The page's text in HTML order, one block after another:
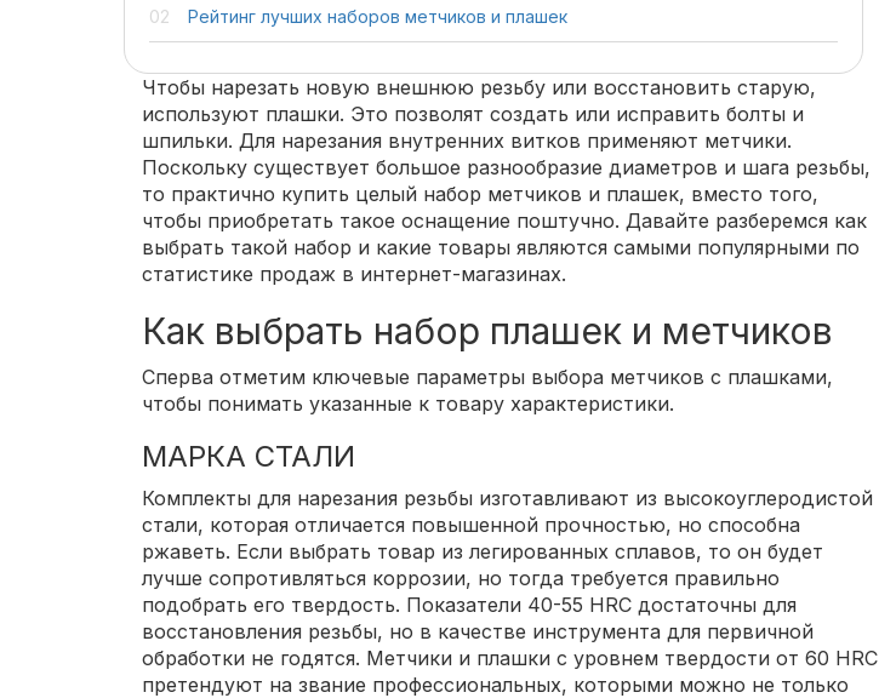
Рейтинг лучших наборов метчиков и плашек
Чтобы нарезать новую внешнюю резьбу или восстановить старую,
используют плашки. Это позволят создать или исправить болты и
шпильки. Для нарезания внутренних витков применяют метчики.
Поскольку существует большое разнообразие диаметров и шага резьбы,
то практично купить целый набор метчиков и плашек, вместо того,
чтобы приобретать такое оснащение поштучно. Давайте разберемся как
выбрать такой набор и какие товары являются самыми популярными по
статистике продаж в интернет-магазинах.
Как выбрать набор плашек и метчиков
Сперва отметим ключевые параметры выбора метчиков с плашками,
чтобы понимать указанные к товару характеристики.
МАРКА СТАЛИ
Комплекты для нарезания резьбы изготавливают из высокоуглеродистой
стали, которая отличается повышенной прочностью, но способна
ржаветь. Если выбрать товар из легированных сплавов, то он будет
лучше сопротивляться коррозии, но тогда требуется правильно
подобрать его твердость. Показатели 40-55 HRC достаточны для
восстановления резьбы, но в качестве инструмента для первичной
обработки не годятся. Метчики и плашки с уровнем твердости от 60 HRC
претендуют на звание профессиональных, которыми можно не только